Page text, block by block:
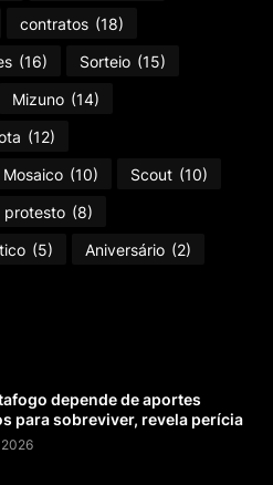
contratos (18)
(16) Sorteio (15)
Mizuno (14)
(12)
Mosaico (10) Scout (10)
protesto (8)
(5) Aniversário (2)
depende de aportes
para sobreviver, revela perícia